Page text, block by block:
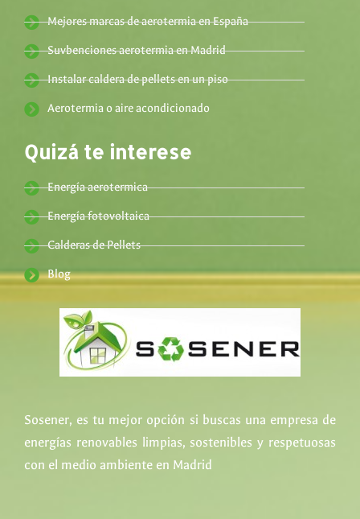
Mejores marcas de aerotermia en España
Suvbenciones aerotermia en Madrid
Instalar caldera de pellets en un piso
Aerotermia o aire acondicionado
Quizá te interese
Energía aerotermica
Energía fotovoltaica
Calderas de Pellets
Blog
Sosener, es tu mejor opción si buscas una empresa de
energías renovables limpias, sostenibles y respetuosas
con el medio ambiente en Madrid